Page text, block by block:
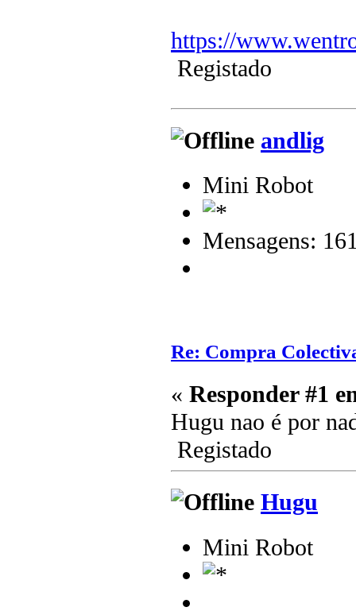
https://
Registado
andlig
Mini Robot
Mensagens:
Re: Compra
« Responder #1
Hugu nao é por
Registado
Hugu
Mini Robot